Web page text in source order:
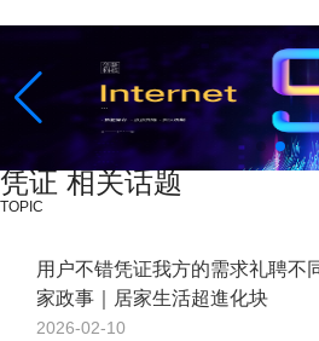
凭证 相关话题
TOPIC
用户不错凭证我方的需求礼聘不
家政事｜居家生活超進化块
2026-02-10